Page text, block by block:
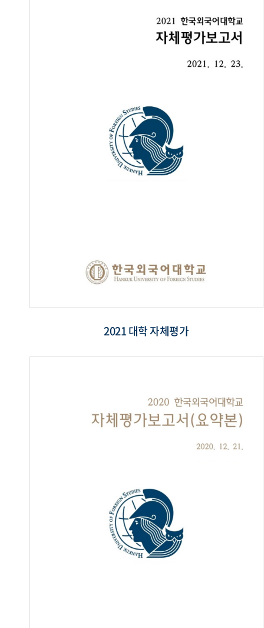
2021 대학 자체평가